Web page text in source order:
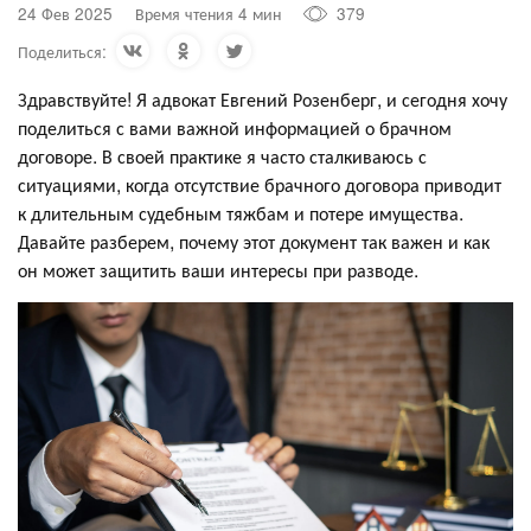
24 Фев 2025 Время чтения 4 мин
379
Поделиться:
Здравствуйте! Я адвокат Евгений Розенберг, и сегодня хочу
поделиться с вами важной информацией о брачном
договоре. В своей практике я часто сталкиваюсь с
ситуациями, когда отсутствие брачного договора приводит
к длительным судебным тяжбам и потере имущества.
Давайте разберем, почему этот документ так важен и как
он может защитить ваши интересы при разводе.